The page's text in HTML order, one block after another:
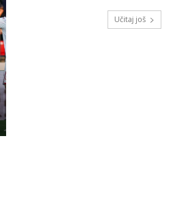
Učitaj još